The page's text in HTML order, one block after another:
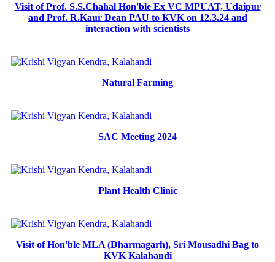
Visit of Prof. S.S.Chahal Hon'ble Ex VC MPUAT, Udaipur
and Prof. R.Kaur Dean PAU to KVK on 12.3.24 and
interaction with scientists
Natural Farming
SAC Meeting 2024
Plant Health Clinic
Visit of Hon'ble MLA (Dharmagarh), Sri Mousadhi Bag to
KVK Kalahandi